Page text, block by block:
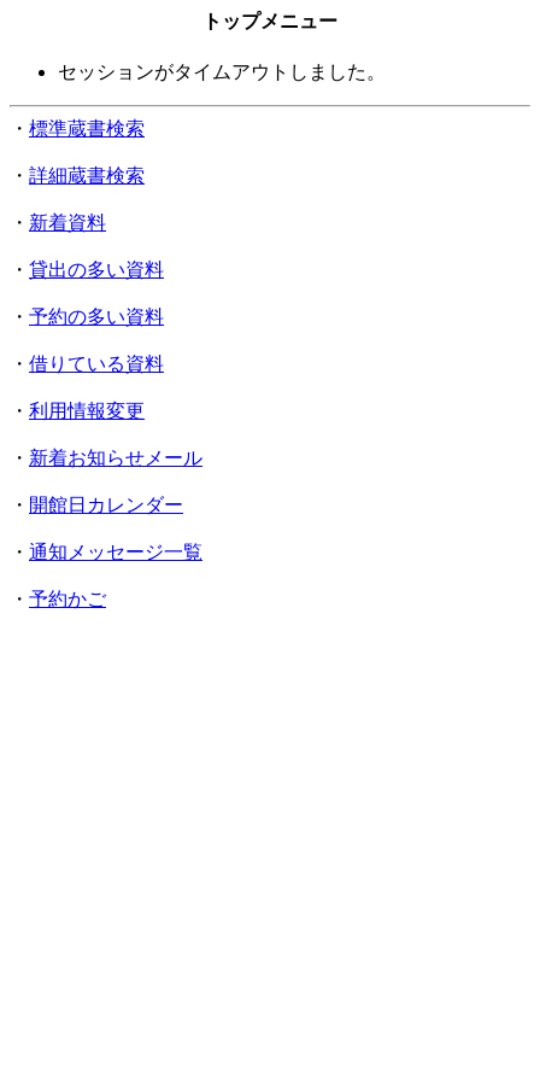
トップメニュー
セッションがタイムアウトしました。
・ 標準蔵書検索
・ 詳細蔵書検索
・ 新着資料
・ 貸出の多い資料
・ 予約の多い資料
・ 借りている資料
・ 利用情報変更
・ 新着お知らせメール
・ 開館日カレンダー
・ 通知メッセージ一覧
・ 予約かご